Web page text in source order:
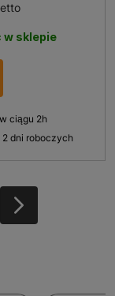
w sklepie
ciągu 2h
dni roboczych